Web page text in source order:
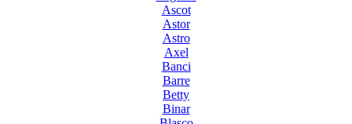
Ascot
Astor
Astro
Axel
Banci
Barre
Betty
Binar